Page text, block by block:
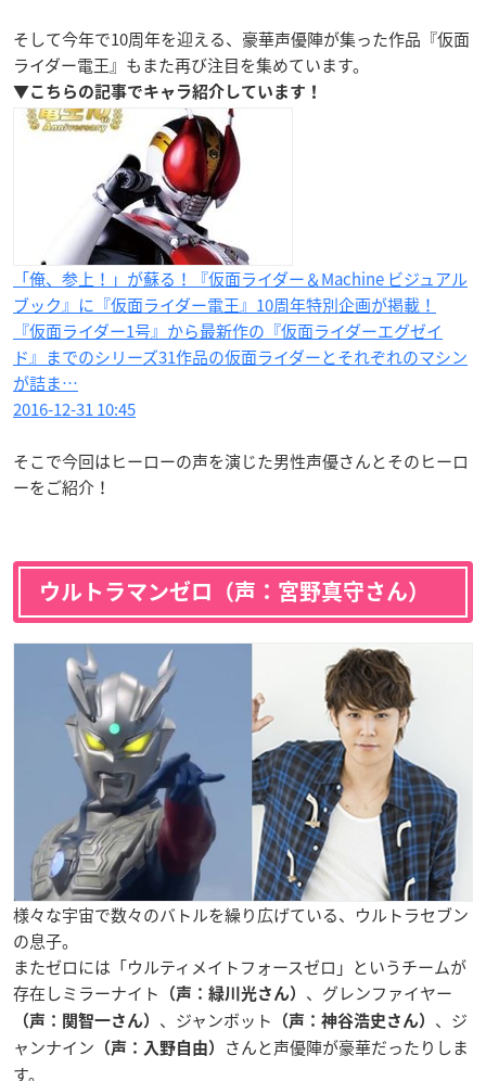
そして今年で10周年を迎える、豪華声優陣が集った作品『仮面
ライダー電王』もまた再び注目を集めています。
▼こちらの記事でキャラ紹介しています！
「俺、参上！」が蘇る！『仮面ライダー＆Machine ビジュアル
ブック』に『仮面ライダー電王』10周年特別企画が掲載！
『仮面ライダー1号』から最新作の『仮面ライダーエグゼイ
ド』までのシリーズ31作品の仮面ライダーとそれぞれのマシン
が詰ま…
2016-12-31 10:45
そこで今回はヒーローの声を演じた男性声優さんとそのヒーロ
ーをご紹介！
ウルトラマンゼロ（声：宮野真守さん）
様々な宇宙で数々のバトルを繰り広げている、ウルトラセブン
の息子。
またゼロには「ウルティメイトフォースゼロ」というチームが
存在しミラーナイト
（声：緑川光さん） 、グレンファイヤー
（声：関智一さん） 、ジャンボット （声：神谷浩史さん） 、ジ
ャンナイン （声：入野自由）
さんと声優陣が豪華だったりしま
す。